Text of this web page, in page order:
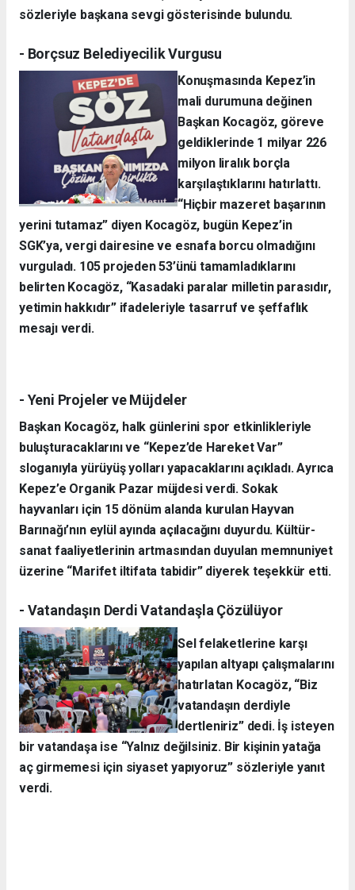
sözleriyle başkana sevgi gösterisinde bulundu.
- Borçsuz Belediyecilik Vurgusu
Konuşmasında Kepez’in
mali durumuna değinen
Başkan Kocagöz, göreve
geldiklerinde 1 milyar 226
milyon liralık borçla
karşılaştıklarını hatırlattı.
“Hiçbir mazeret başarının
yerini tutamaz” diyen Kocagöz, bugün Kepez’in
SGK’ya, vergi dairesine ve esnafa borcu olmadığını
vurguladı. 105 projeden 53’ünü tamamladıklarını
belirten Kocagöz, “Kasadaki paralar milletin parasıdır,
yetimin hakkıdır” ifadeleriyle tasarruf ve şeffaflık
mesajı verdi.
- Yeni Projeler ve Müjdeler
Başkan Kocagöz, halk günlerini spor etkinlikleriyle
buluşturacaklarını ve “Kepez’de Hareket Var”
sloganıyla yürüyüş yolları yapacaklarını açıkladı. Ayrıca
Kepez’e Organik Pazar müjdesi verdi. Sokak
hayvanları için 15 dönüm alanda kurulan Hayvan
Barınağı’nın eylül ayında açılacağını duyurdu. Kültür-
sanat faaliyetlerinin artmasından duyulan memnuniyet
üzerine “Marifet iltifata tabidir” diyerek teşekkür etti.
- Vatandaşın Derdi Vatandaşla Çözülüyor
Sel felaketlerine karşı
yapılan altyapı çalışmalarını
hatırlatan Kocagöz, “Biz
vatandaşın derdiyle
dertleniriz” dedi. İş isteyen
bir vatandaşa ise “Yalnız değilsiniz. Bir kişinin yatağa
aç girmemesi için siyaset yapıyoruz” sözleriyle yanıt
verdi.